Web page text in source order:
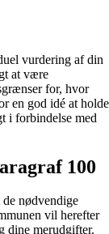
vurdering af din
at være
for, hvor
en god idé at holde
i forbindelse med
100
nødvendige
vil herefter
dine merudgifter.